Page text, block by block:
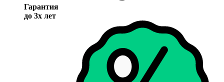
Гарантия
до 3х лет